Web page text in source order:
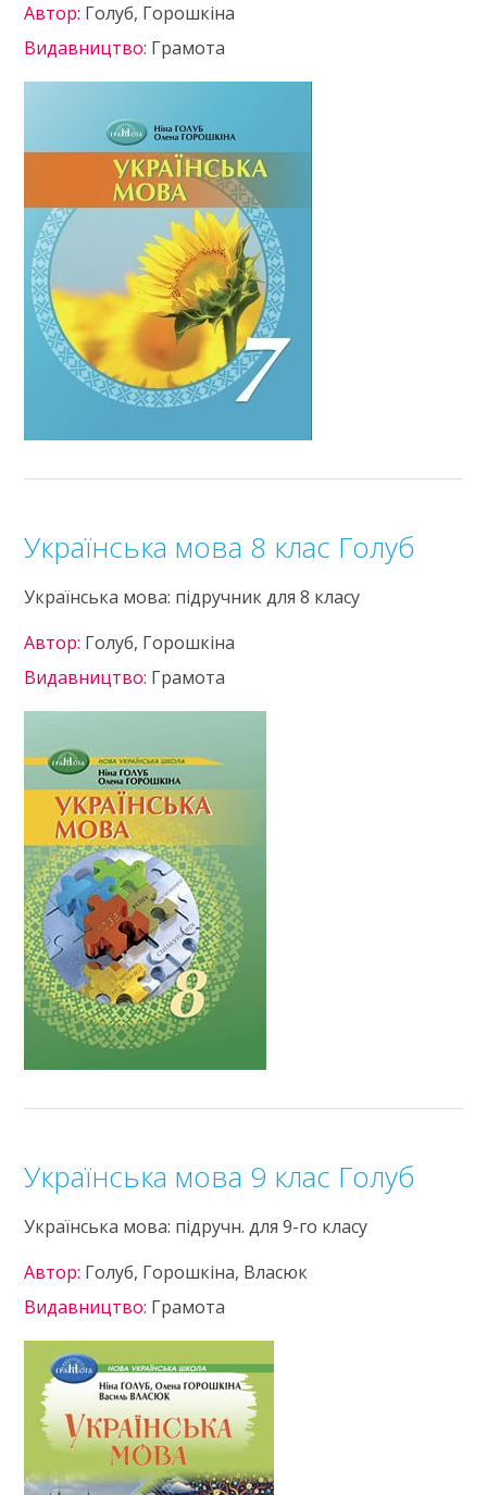
Автор: Голуб, Горошкіна
Видавництво: Грамота
Українська мова 8 клас Голуб
Українська мова: підручник для 8 класу
Автор: Голуб, Горошкіна
Видавництво: Грамота
Українська мова 9 клас Голуб
Українська мова: підручн. для 9-го класу
Автор: Голуб, Горошкіна, Власюк
Видавництво: Грамота